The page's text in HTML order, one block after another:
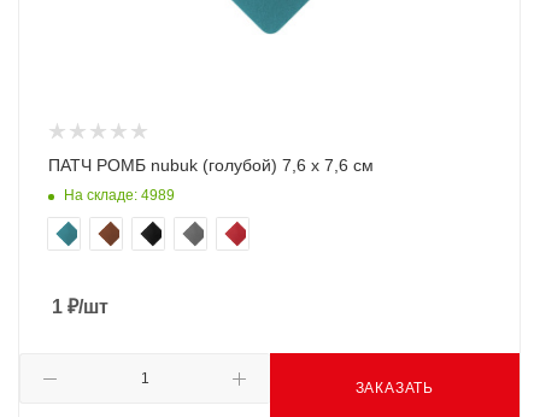
ПАТЧ РОМБ nubuk (голубой) 7,6 х 7,6 см
На складе: 4989
1 ₽/шт
ЗАКАЗАТЬ